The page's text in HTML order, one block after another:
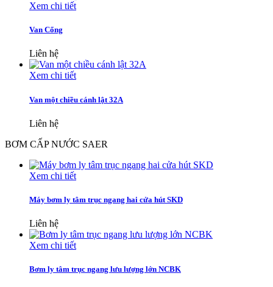
Xem chi tiết
Van Cổng
Liên hệ
Xem chi tiết
Van một chiều cánh lật 32A
Liên hệ
BƠM CẤP NƯỚC SAER
Xem chi tiết
Máy bơm ly tâm trục ngang hai cửa hút SKD
Liên hệ
Xem chi tiết
Bơm ly tâm trục ngang lưu lượng lớn NCBK